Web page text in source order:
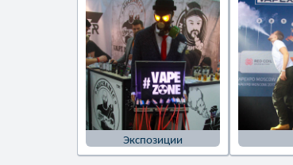
Экспозиции